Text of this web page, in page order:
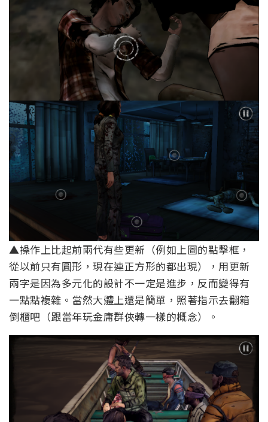
▲操作上比起前兩代有些更新（例如上圖的點擊框，
從以前只有圓形，現在連正方形的都出現），用更新
兩字是因為多元化的設計不一定是進步，反而變得有
一點點複雜。當然大體上還是簡單，照著指示去翻箱
倒櫃吧（跟當年玩金庸群俠轉一樣的概念）。